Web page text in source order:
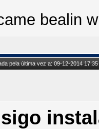
bealin
pela última vez a: 09-12-2014